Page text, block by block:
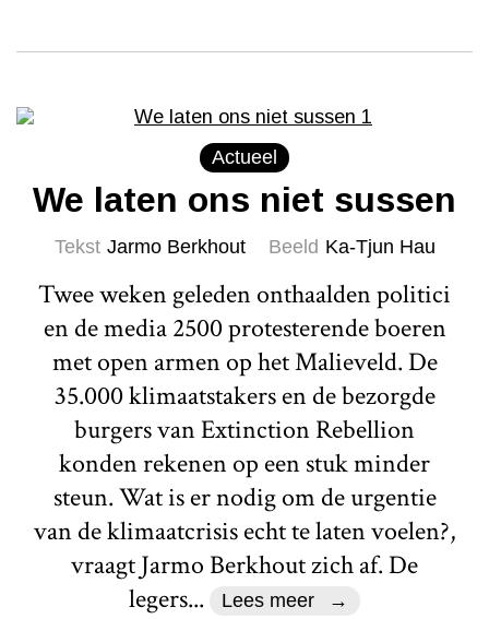
Actueel
We laten ons niet sussen
Tekst Jarmo Berkhout Beeld Ka-Tjun Hau
Twee weken geleden onthaalden politici
en de media 2500 protesterende boeren
met open armen op het Malieveld. De
35.000 klimaatstakers en de bezorgde
burgers van Extinction Rebellion
konden rekenen op een stuk minder
steun. Wat is er nodig om de urgentie
van de klimaatcrisis echt te laten voelen?,
vraagt Jarmo Berkhout zich af. De
legers...
Lees meer